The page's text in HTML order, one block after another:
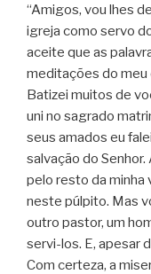
“Amigos, vou lhes
igreja como servo
aceite que as
meditações do meu
Batizei muitos de
uni no sagrado
seus amados eu
salvação do
pelo resto da minha
neste púlpito. Mas
outro pastor, um
servi-los. E, apesar
Com certeza, a